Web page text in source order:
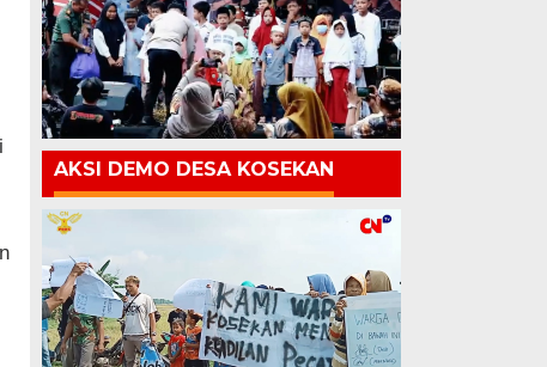
AKSI DEMO DESA KOSEKAN